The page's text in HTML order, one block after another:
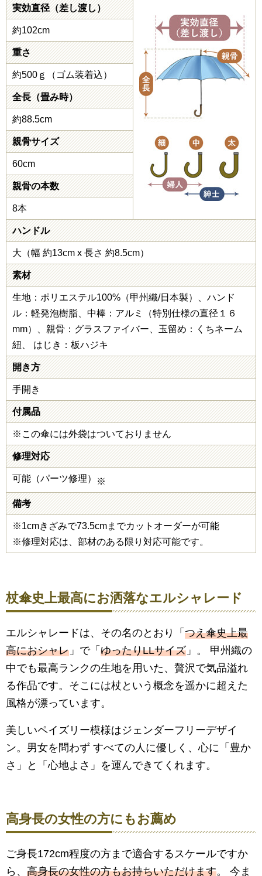
実効直径（差し渡し）
約102cm
重さ
約500ｇ（ゴム装着込）
全長（畳み時）
約88.5cm
親骨サイズ
60cm
親骨の本数
8本
ハンドル
大（幅 約13cm x 長さ 約8.5cm）
素材
生地：ポリエステル100%（甲州織/日本製）、ハンド
ル：軽発泡樹脂、中棒：アルミ（特別仕様の直径１６
mm）、親骨：グラスファイバー、玉留め：くちネーム
紐、 はじき：板ハジキ
開き方
手開き
付属品
※この傘には外袋はついておりません
修理対応
可能（パーツ修理） ※
備考
※1cmきざみで73.5cmまでカットオーダーが可能
※修理対応は、部材のある限り対応可能です。
杖傘史上最高にお洒落なエルシャレード
エルシャレードは、その名のとおり「 つえ傘史上最
高におシャレ 」で「 ゆったりLLサイズ 」。 甲州織の
中でも最高ランクの生地を用いた、贅沢で気品溢れ
る作品です。そこには杖という概念を遥かに超えた
風格が漂っています。
美しいペイズリー模様はジェンダーフリーデザイ
ン。男女を問わず すべての人に優しく、心に「豊か
さ」と「心地よさ」を運んできてくれます。
高身長の女性の方にもお薦め
ご身長172cm程度の方まで適合するスケールですか
ら、 高身長の女性の方もお持ちいただけます。 今ま